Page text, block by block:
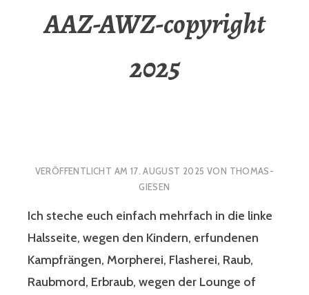
AAZ-AWZ-copyright
2025
VERÖFFENTLICHT AM 17. AUGUST 2025 VON THOMAS-
GIESEN
Ich steche euch einfach mehrfach in die linke
Halsseite, wegen den Kindern, erfundenen
Kampfrängen, Morpherei, Flasherei, Raub,
Raubmord, Erbraub, wegen der Lounge of